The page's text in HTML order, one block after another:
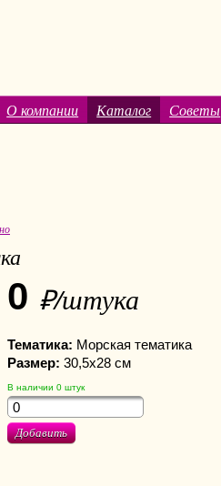
О компании Каталог Советы
0 ₽/штука
Тематика: Морская тематика
Размер: 30,5х28 см
В наличии 0 штук
Добавить